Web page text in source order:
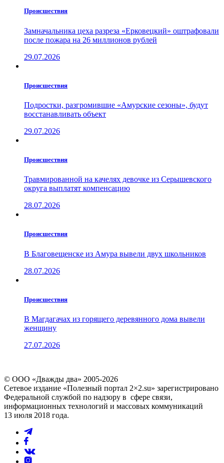
Проиcшествия
Замначальника цеха разреза «Ерковецкий» оштрафовали
после пожара на 26 миллионов рублей
29.07.2026
Проиcшествия
Подростки, разгромившие «Амурские сезоны», будут
восстанавливать объект
29.07.2026
Проиcшествия
Травмированной на качелях девочке из Серышевского
округа выплатят компенсацию
28.07.2026
Проиcшествия
В Благовещенске из Амура вывели двух школьников
28.07.2026
Проиcшествия
В Магдагачах из горящего деревянного дома вывели
женщину
27.07.2026
© ООО «Дважды два» 2005-2026
Сетевое издание «Полезный портал 2×2.su» зарегистрировано
Федеральной службой по надзору в сфере связи,
информационных технологий и массовых коммуникаций
13 июля 2018 года.